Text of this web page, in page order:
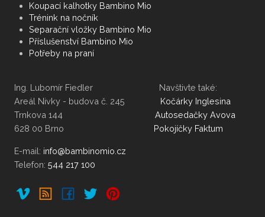
Koupací kalhotky Bambino Mio
Trénink na nočník
Separační vložky Bambino Mio
Příslušenství Bambino Mio
Potřeby na praní
Ing. Lubomír Fiedler Navštivte také:
Areál Nivky - budova č. 245 Kočárky Inglesina
Trnkova 144 Autosedačky Avova
628 00 Brno Pokojíčky Faktum
E-mail:
Telefon: 544 217 100